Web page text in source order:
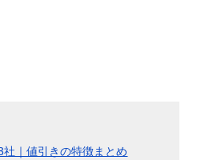
｜値引きの特徴まとめ